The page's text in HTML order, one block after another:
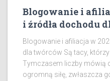
Blogowanie i
i źródła dochodu
Blogowanie i afiliacja w
dla twórców Są tacy, którzy
Tymczasem liczby mówią
ogromną siłę, zwłaszcza